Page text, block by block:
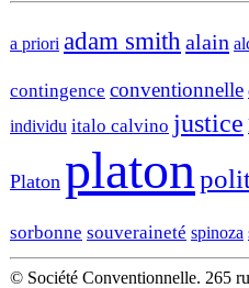
a priori adam smith alain
contingence conventionnelle
individu italo calvino justice
Platon platon
sorbonne souveraineté spinoza
© Société Conventionnelle. 265